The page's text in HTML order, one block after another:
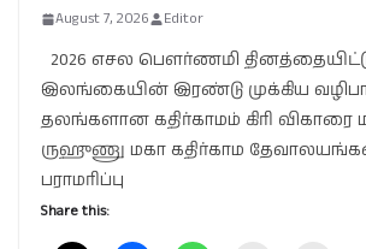
August 7, 2026 Editor
2026 எசல பௌர்ணமி
இலங்கையின் இரண்டு முக்கிய
தலங்களான கதிர்காமம் கிரி விகாரை
ருஹுணு மகா கதிர்காம
பராமரிப்பு
Share this: